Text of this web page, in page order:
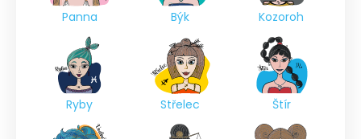
Panna Býk Kozoroh
Ryby Střelec Štír